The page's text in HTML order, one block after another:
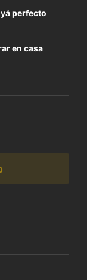
perfecto
en casa